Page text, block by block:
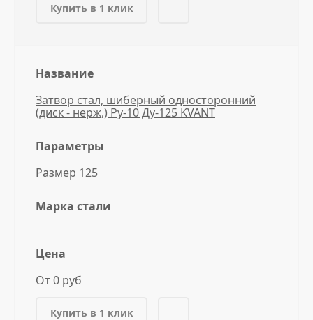
Купить в 1 клик
Название
Затвор стал, шиберный односторонний
(диск - нерж,) Ру-10 Ду-125 KVANT
Параметры
Размер 125
Марка стали
Цена
От 0 руб
Купить в 1 клик